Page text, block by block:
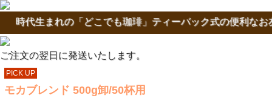
時代生まれの「どこでも珈琲」ティーバック式の便利なお
ご注文の翌日に発送いたします。
PICK UP
モカブレンド 500g卸/50杯用